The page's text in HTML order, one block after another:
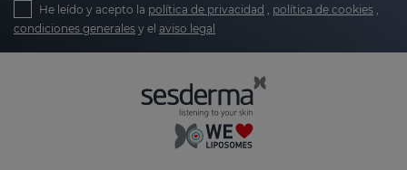
He leído y acepto la política de privacidad , política de cookies ,
condiciones generales y el aviso legal